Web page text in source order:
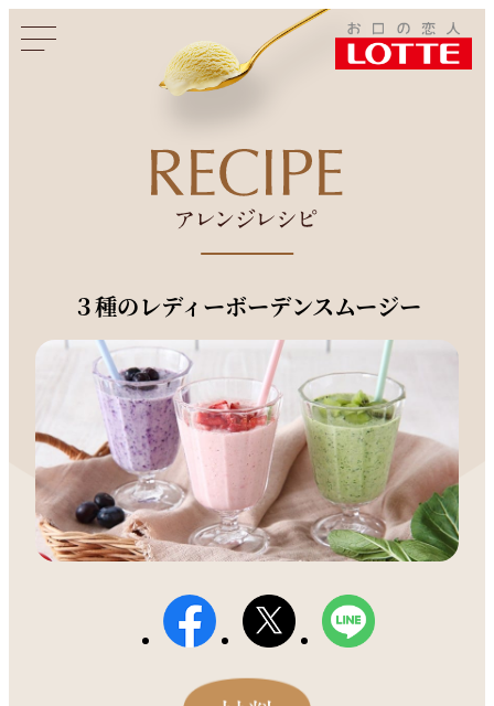
このページをシェアする
３種のレディーボーデンスムージー